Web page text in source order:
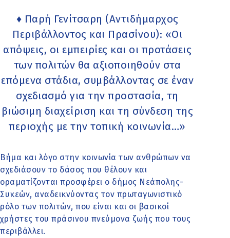
♦ Παρή Γενίτσαρη (Αντιδήμαρχος
Περιβάλλοντος και Πρασίνου): «Οι
απόψεις, οι εμπειρίες και οι προτάσεις
των πολιτών θα αξιοποιηθούν στα
επόμενα στάδια, συμβάλλοντας σε έναν
σχεδιασμό για την προστασία, τη
βιώσιμη διαχείριση και τη σύνδεση της
περιοχής με την τοπική κοινωνία…»
Βήμα και λόγο στην κοινωνία των ανθρώπων να
σχεδιάσουν το δάσος που θέλουν και
οραματίζονται προσφέρει ο δήμος Νεάπολης-
Συκεών, αναδεικνύοντας τον πρωταγωνιστικό
ρόλο των πολιτών, που είναι και οι βασικοί
χρήστες του πράσινου πνεύμονα ζωής που τους
περιβάλλει.